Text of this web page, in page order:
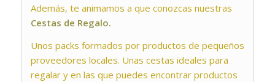
Además, te animamos a que conozcas nuestras
Cestas de Regalo.
Unos packs formados por productos de pequeños
proveedores locales. Unas cestas ideales para
regalar y en las que puedes encontrar productos